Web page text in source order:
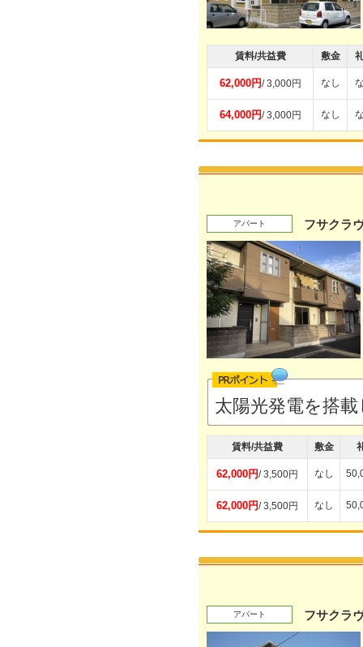
賃料/共益費 敷金
62,000円/ 3,000円 なし
64,000円/ 3,000円 なし
アパート フサクラ
太陽光発電を搭
賃料/共益費 敷金
62,000円/ 3,500円 なし
62,000円/ 3,500円 なし
アパート フサクラ